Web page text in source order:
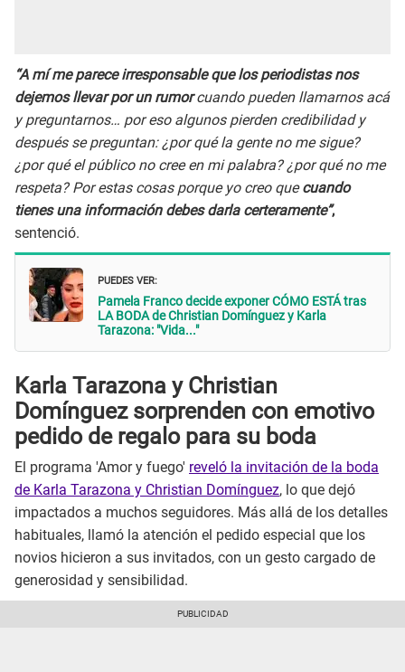
“A mí me parece irresponsable que los periodistas nos
dejemos llevar por un rumorcuando pueden llamarnos acá
y preguntarnos… por eso algunos pierden credibilidad y
después se preguntan: ¿por qué la gente no me sigue?
¿por qué el público no cree en mi palabra? ¿por qué no me
respeta? Por estas cosas porque yo creo quecuando
tienes una información debes darla certeramente”,
sentenció.
PUEDES VER:
Pamela Franco decide exponer CÓMO ESTÁ tras
LA BODA de Christian Domínguez y Karla
Tarazona: "Vida..."
Karla Tarazona y Christian
Domínguez sorprenden con emotivo
pedido de regalo para su boda
El programa 'Amor y fuego' reveló la invitación de la boda
de Karla Tarazona y Christian Domínguez, lo que dejó
impactados a muchos seguidores. Más allá de los detalles
habituales, llamó la atención el pedido especial que los
novios hicieron a sus invitados, con un gesto cargado de
generosidad y sensibilidad.